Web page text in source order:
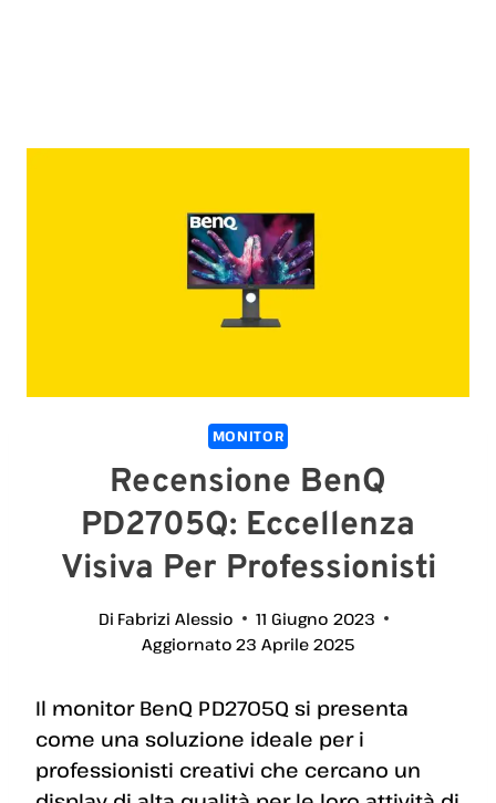
MONITOR
Recensione BenQ
PD2705Q: Eccellenza
Visiva Per Professionisti
Di Fabrizi Alessio
11 Giugno 2023
Aggiornato 23 Aprile 2025
Il monitor BenQ PD2705Q si presenta
come una soluzione ideale per i
professionisti creativi che cercano un